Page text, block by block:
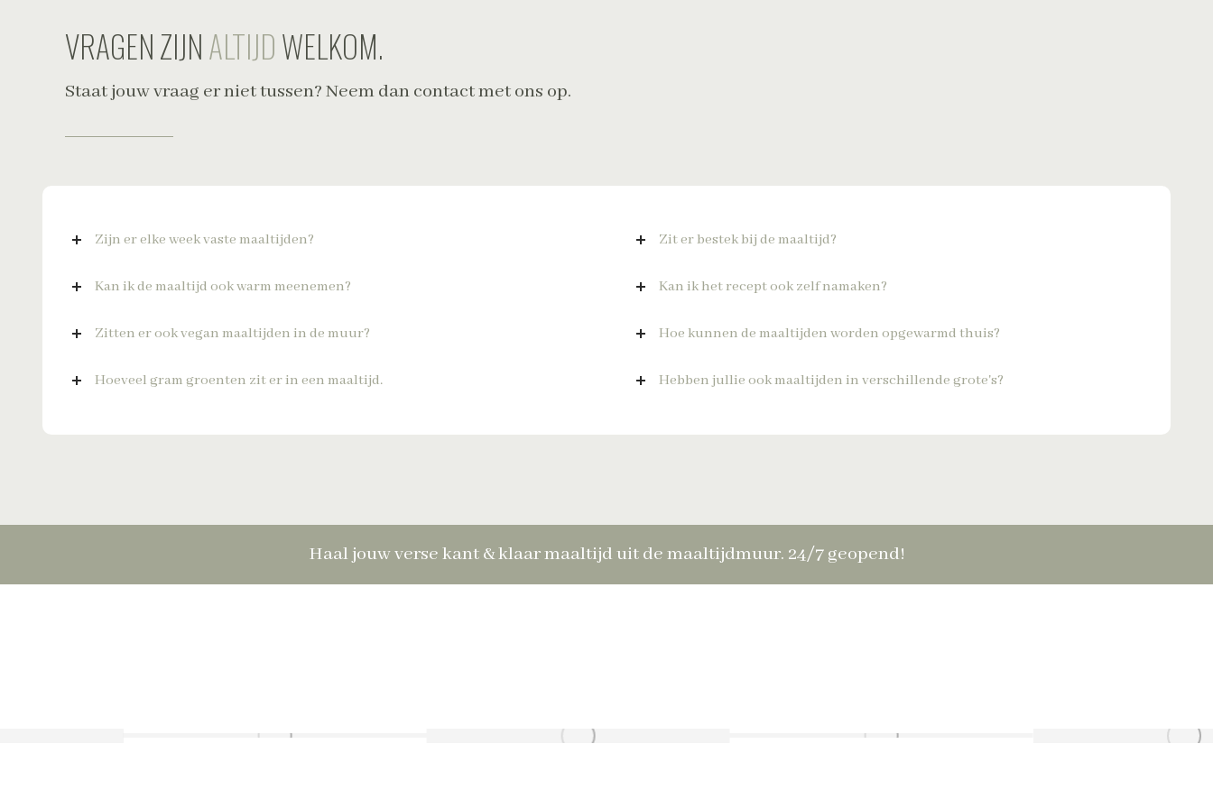
VRAGEN ZIJNALTIJDWELKOM.
Staat jouw vraag er niet tussen? Neem dan contact met ons op.
Zijn er elke week vaste maaltijden?
Kan ik de maaltijd ook warm meenemen?
Zitten er ook vegan maaltijden in de muur?
Hoeveel gram groenten zit er in een maaltijd.
Zit er bestek bij de maaltijd?
Kan ik het recept ook zelf namaken?
Hoe kunnen de maaltijden worden opgewarmd thuis?
Hebben jullie ook maaltijden in verschillende grote's?
Haal jouw verse kant & klaar maaltijd uit de maaltijdmuur. 24/7 geopend!